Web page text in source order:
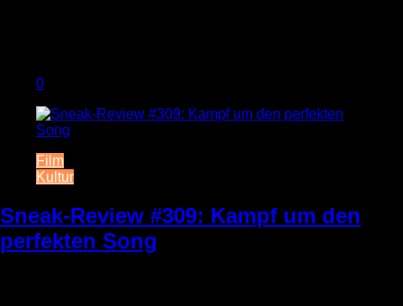
0
Film
Kultur
Sneak-Review #309: Kampf um den
perfekten Song